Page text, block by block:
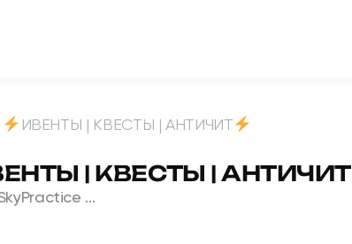
ИВЕНТЫ | КВЕСТЫ | АНТИЧИТ
| КВЕСТЫ | АНТИЧИТ
...